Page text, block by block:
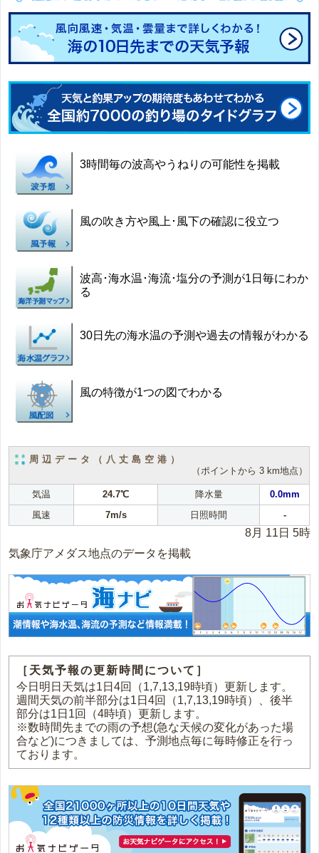
3時間毎の波高やうねりの可能性を掲載
風の吹き方や風上･風下の確認に役立つ
波高･海水温･海流･塩分の予測が1日毎にわか
る
30日先の海水温の予測や過去の情報がわかる
風の特徴が1つの図でわかる
周辺データ（八丈島空港）
（ポイントから 3 km地点）
気温 24.7℃ 降水量
0.0mm
風速
7m/s 日照時間 -
8月 11日 5時
気象庁アメダス地点のデータを掲載
［天気予報の更新時間について］
今日明日天気は1日4回（1,7,13,19時頃）更新します。
週間天気の前半部分は1日4回（1,7,13,19時頃）、後半
部分は1日1回（4時頃）更新します。
※数時間先までの雨の予想(急な天候の変化があった場
合など)につきましては、予測地点毎に毎時修正を行っ
ております。